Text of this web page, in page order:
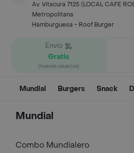
Av. Vitacura 7125 (LOCAL CAFE
Metropolitana
Hamburguesa - Roof Burger
Envío
Gratis
(nuevos usuarios)
Mundial Burgers Snack
Mundial
Combo Mundialero